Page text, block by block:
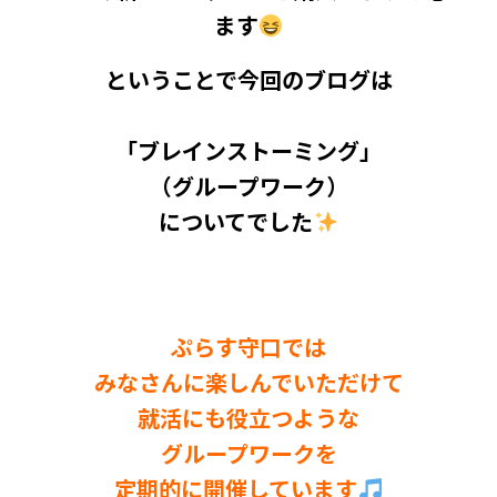
ます
ということで今回のブログは
「ブレインストーミング」
（グループワーク）
についてでした
ぷらす守口では
みなさんに楽しんでいただけて
就活にも役立つような
グループワークを
定期的に開催しています